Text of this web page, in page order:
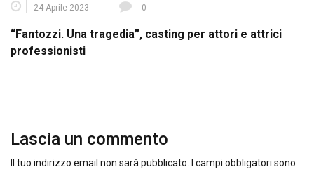
24 Aprile 2023 0
“Fantozzi. Una tragedia”, casting per attori e attrici
professionisti
Lascia un commento
Il tuo indirizzo email non sarà pubblicato.
I campi obbligatori sono